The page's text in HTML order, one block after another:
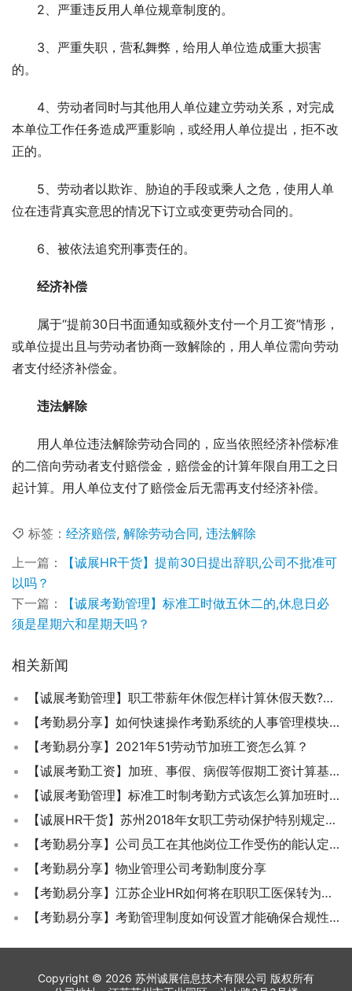
2、严重违反用人单位规章制度的。
3、严重失职，营私舞弊，给用人单位造成重大损害
的。
4、劳动者同时与其他用人单位建立劳动关系，对完成
本单位工作任务造成严重影响，或经用人单位提出，拒不改
正的。
5、劳动者以欺诈、胁迫的手段或乘人之危，使用人单
位在违背真实意思的情况下订立或变更劳动合同的。
6、被依法追究刑事责任的。
经济补偿
属于“提前30日书面通知或额外支付一个月工资”情形，
或单位提出且与劳动者协商一致解除的，用人单位需向劳动
者支付经济补偿金。
违法解除
用人单位违法解除劳动合同的，应当依照经济补偿标准
的二倍向劳动者支付赔偿金，赔偿金的计算年限自用工之日
起计算。用人单位支付了赔偿金后无需再支付经济补偿。
标签： 经济赔偿, 解除劳动合同, 违法解除
上一篇：
【诚展HR干货】提前30日提出辞职,公司不批准可
以吗？
下一篇：
【诚展考勤管理】标准工时做五休二的,休息日必
须是星期六和星期天吗？
相关新闻
【诚展考勤管理】职工带薪年休假怎样计算休假天数?能否安排到下一年度休假?
【考勤易分享】如何快速操作考勤系统的人事管理模块？
【考勤易分享】2021年51劳动节加班工资怎么算？
【诚展考勤工资】加班、事假、病假等假期工资计算基数的确定原则是什么？
【诚展考勤管理】标准工时制考勤方式该怎么算加班时间？
【诚展HR干货】苏州2018年女职工劳动保护特别规定省政府令〔2018〕122号
【考勤易分享】公司员工在其他岗位工作受伤的能认定工伤吗？
【考勤易分享】物业管理公司考勤制度分享
【考勤易分享】江苏企业HR如何将在职职工医保转为退休？
【考勤易分享】考勤管理制度如何设置才能确保合规性和可执行性？
Copyright © 2026 苏州诚展信息技术有限公司 版权所有